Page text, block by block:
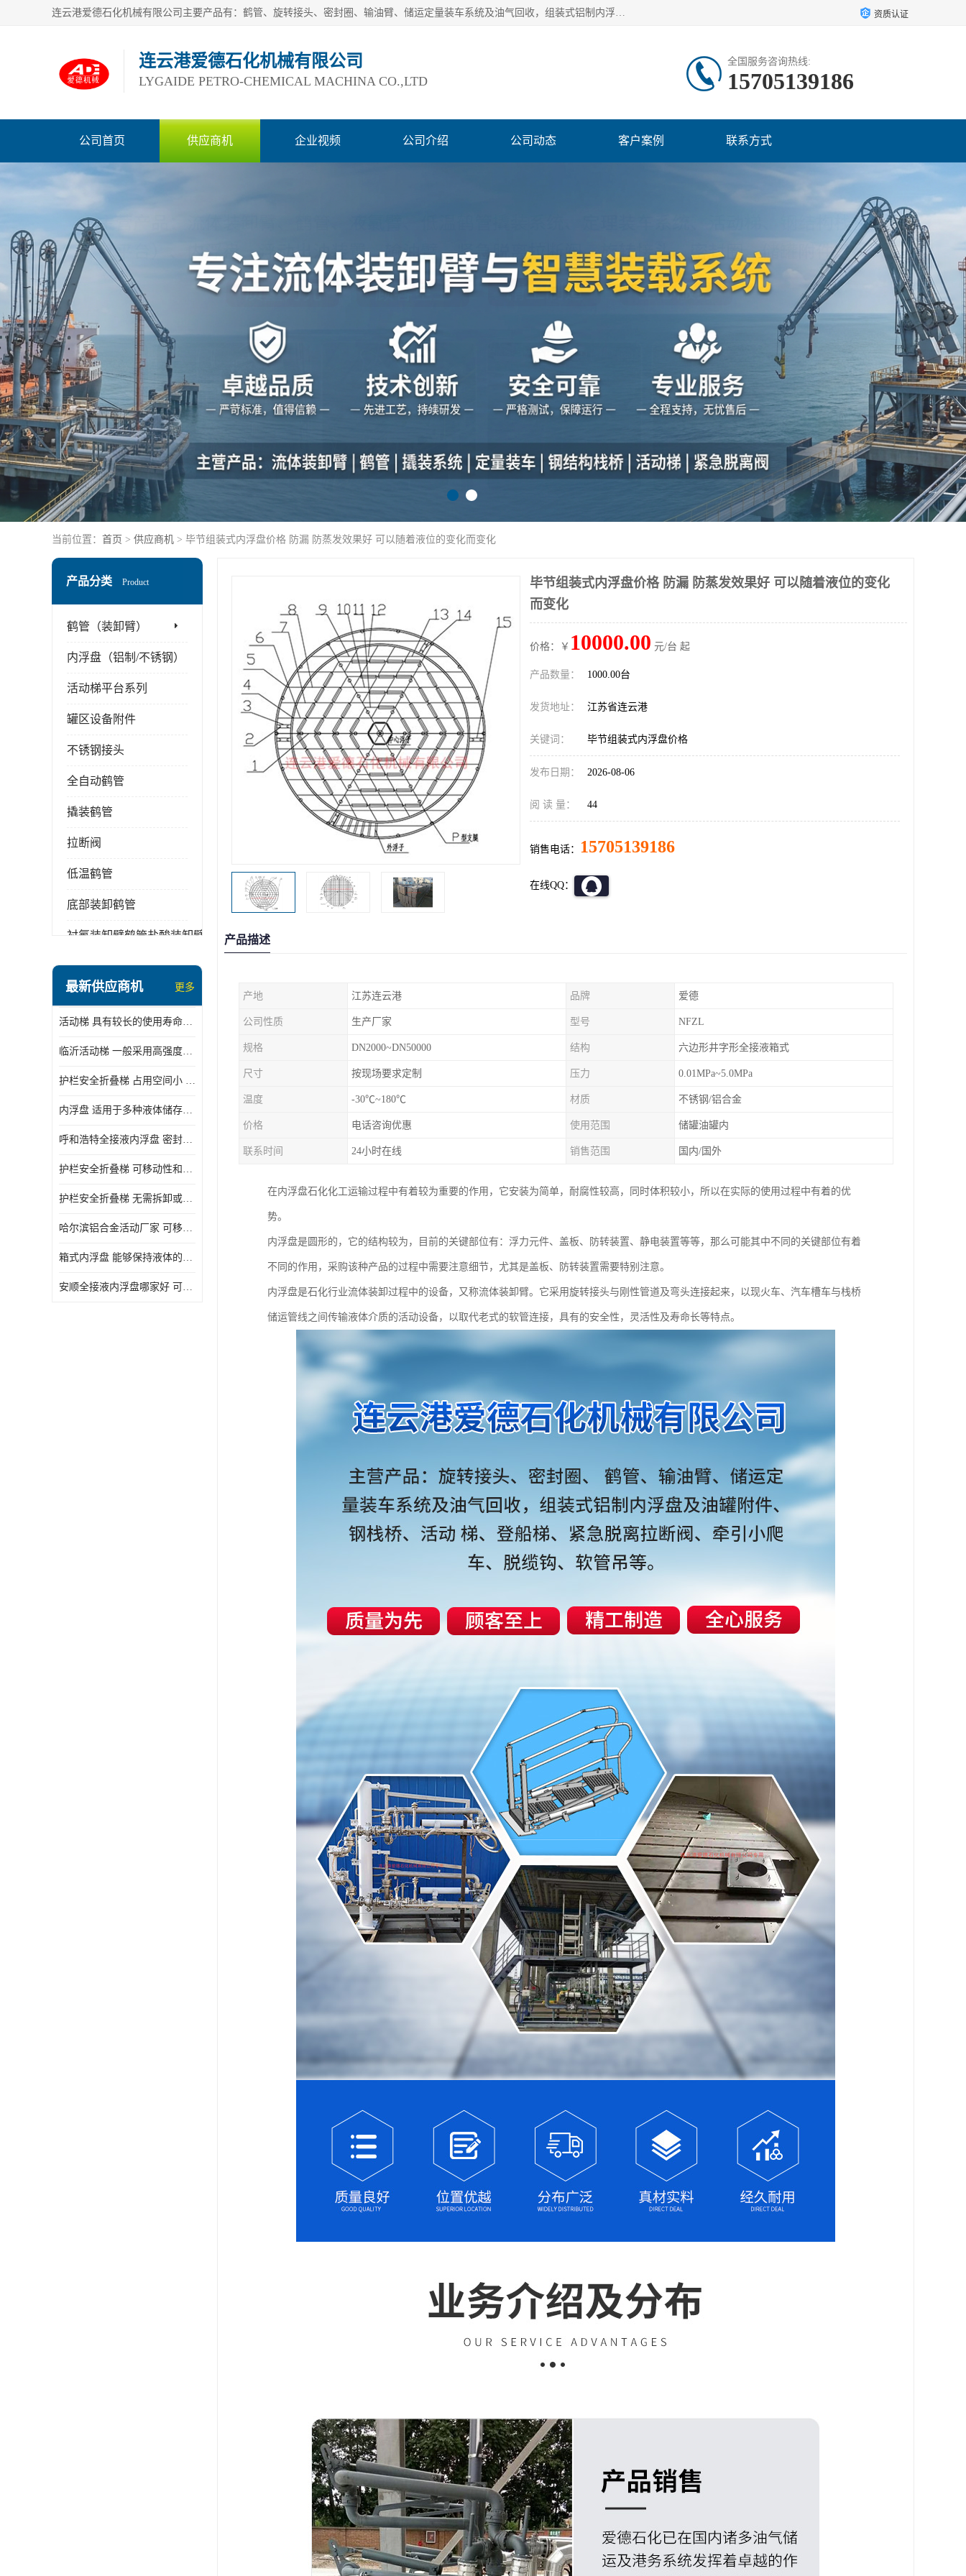
连云港爱德石化机械有限公司主要产品有：鹤管、旋转接头、密封圈、输油臂、储运定量装车系统及油气回收，组装式铝制内浮盘及油罐附件、钢结构栈桥/平台、活动梯、紧急脱离拉断阀等。完备的制造和检测手段以及高素质的员工确保了产品的质量。 资质认证
连云港爱德石化机械有限公司
LYGAIDE PETRO-CHEMICAL MACHINA CO.,LTD
全国服务咨询热线:
15705139186
公司首页 供应商机 企业视频 公司介绍 公司动态 客户案例 联系方式
当前位置： 首页 > 供应商机 > 毕节组装式内浮盘价格 防漏 防蒸发效果好 可以随着液位的变化而变化
产品分类 Product
鹤管（装卸臂）
内浮盘（铝制/不锈钢）
活动梯平台系列
罐区设备附件
不锈钢接头
全自动鹤管
撬装鹤管
拉断阀
低温鹤管
底部装卸鹤管
衬氟装卸臂鹤管盐酸装卸臂
顶部装卸车鹤管
液氨液化气鹤管
定量装车系统
最新供应商机 更多
活动梯 具有较长的使用寿命和耐用性 一般采用高强度材料制造
临沂活动梯 一般采用高强度材料制造 可以用于多种不同的任务
护栏安全折叠梯 占用空间小 方便存放和搬运
内浮盘 适用于多种液体储存和运输 能够降低运输成本和维护成本
呼和浩特全接液内浮盘 密封性能好 有效保护液体质量
护栏安全折叠梯 可移动性和安全性较高 占用空间小
护栏安全折叠梯 无需拆卸或重新安装 占用空间小
哈尔滨铝合金活动厂家 可移动性和安全性较高 占用空间小
箱式内浮盘 能够保持液体的密闭状态 适用于多种液体储存和运输
安顺全接液内浮盘哪家好 可以自动上下浮动 密封性能好
毕节组装式内浮盘价格 防漏 防蒸发效果好 可以随着液位的变化
而变化
价格：￥ 10000.00 元/台 起
产品数量： 1000.00台
发货地址： 江苏省连云港
关键词： 毕节组装式内浮盘价格
发布日期： 2026-08-06
阅 读 量： 44
销售电话： 15705139186
在线QQ：
产品描述
产地 江苏连云港 品牌 爱德
公司性质 生产厂家 型号 NFZL
规格 DN2000~DN50000 结构 六边形井字形全接液箱式
尺寸 按现场要求定制 压力 0.01MPa~5.0MPa
温度 -30℃~180℃ 材质 不锈钢/铝合金
价格 电话咨询优惠 使用范围 储罐油罐内
联系时间 24小时在线 销售范围 国内/国外
在内浮盘石化化工运输过程中有着较为重要的作用，它安装为简单，耐腐性较高，同时体积较小，所以在实际的使用过程中有着的优
势。
内浮盘是圆形的，它的结构较为，目前的关键部位有：浮力元件、盖板、防转装置、静电装置等等，那么可能其中不同的关键部位有着
不同的作用，采购该种产品的过程中需要注意细节，尤其是盖板、防转装置需要特别注意。
内浮盘是石化行业流体装卸过程中的设备，又称流体装卸臂。它采用旋转接头与刚性管道及弯头连接起来，以现火车、汽车槽车与栈桥
储运管线之间传输液体介质的活动设备，以取代老式的软管连接，具有的安全性，灵活性及寿命长等特点。